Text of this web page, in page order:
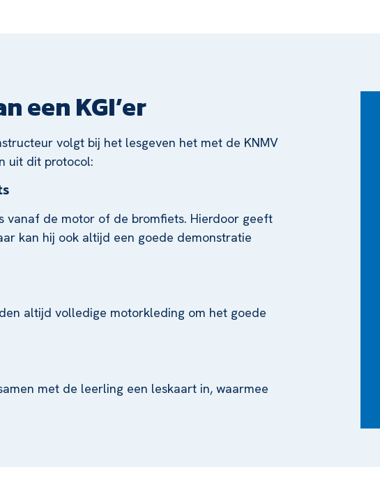
een KGI’er
volgt bij het lesgeven het met de KNMV
uit dit protocol:
vanaf de motor of de bromfiets. Hierdoor geeft
kan hij ook altijd een goede demonstratie
altijd volledige motorkleding om het goede
met de leerling een leskaart in, waarmee